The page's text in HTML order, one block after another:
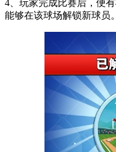
4、玩家完成比赛后，便
能够在该球场解锁新球员。